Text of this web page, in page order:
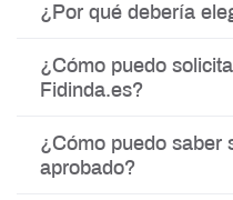
¿Por qué debería
¿Cómo puedo
Fidinda.es?
¿Cómo puedo saber
aprobado?